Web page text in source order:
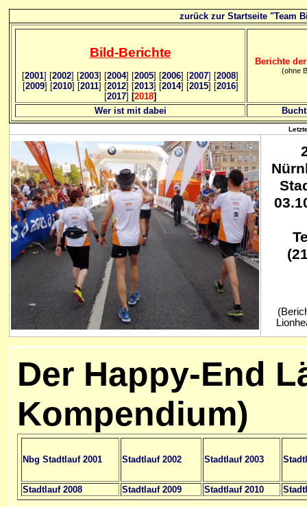
zurück zur Startseite "Team
Bild-Berichte
[2001] [2002] [2003] [2004] [2005] [2006] [2007] [2008]
[2009] [2010] [2011] [2012] [2013] [2014] [2015] [2016]
[2017] [2018]
Berichte
(ohne
Wer ist mit dabei
Der Happy-End
Kompendium)
Nbg Stadtlauf 2001 Stadtlauf 2002 Stadtlauf 2003
Stadtlauf 2008 Stadtlauf 2009 Stadtlauf 2010